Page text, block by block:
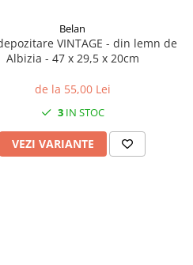
Belan
VINTAGE - din lemn de
Albizia - 47 x 29,5 x 20cm
de la 55,00 Lei
3IN STOC
VEZI VARIANTE